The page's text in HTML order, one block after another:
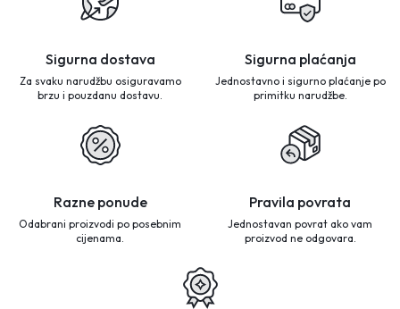
Sigurna dostava
Za svaku narudžbu osiguravamo
brzu i pouzdanu dostavu.
Sigurna plaćanja
Jednostavno i sigurno plaćanje po
primitku narudžbe.
Razne ponude
Odabrani proizvodi po posebnim
cijenama.
Pravila povrata
Jednostavan povrat ako vam
proizvod ne odgovara.